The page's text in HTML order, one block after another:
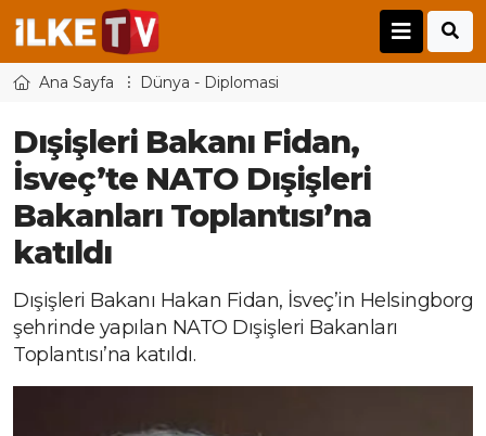
Ana Sayfa Dünya - Diplomasi
Dışişleri Bakanı Fidan,
İsveç’te NATO Dışişleri
Bakanları Toplantısı’na
katıldı
Dışişleri Bakanı Hakan Fidan, İsveç’in Helsingborg
şehrinde yapılan NATO Dışişleri Bakanları
Toplantısı’na katıldı.